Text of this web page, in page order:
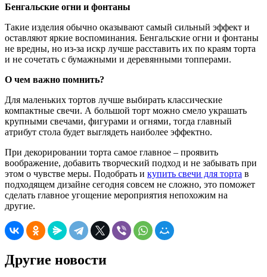
Бенгальские огни и фонтаны
Такие изделия обычно оказывают самый сильный эффект и
оставляют яркие воспоминания. Бенгальские огни и фонтаны
не вредны, но из-за искр лучше расставить их по краям торта
и не сочетать с бумажными и деревянными топперами.
О чем важно помнить?
Для маленьких тортов лучше выбирать классические
компактные свечи. А большой торт можно смело украшать
крупными свечами, фигурами и огнями, тогда главный
атрибут стола будет выглядеть наиболее эффектно.
При декорировании торта самое главное – проявить
воображение, добавить творческий подход и не забывать при
этом о чувстве меры. Подобрать и купить свечи для торта в
подходящем дизайне сегодня совсем не сложно, это поможет
сделать главное угощение мероприятия непохожим на
другие.
Другие новости